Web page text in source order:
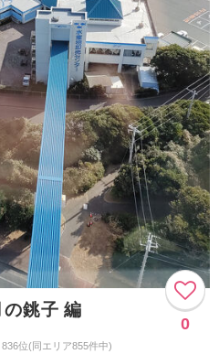
銚子 編
0
836位(同エリア855件中)